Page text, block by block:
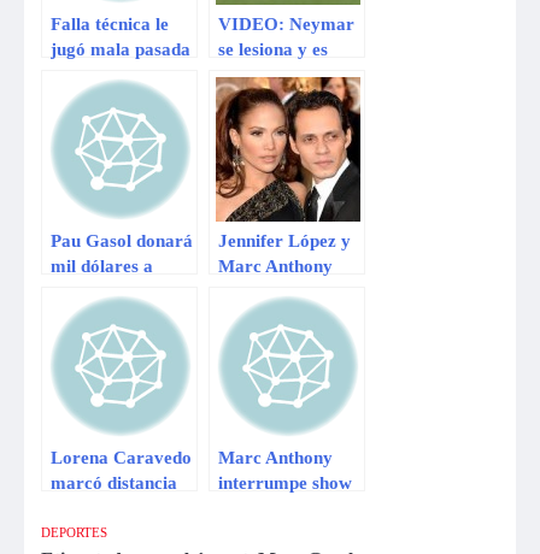
Falla técnica le
jugó mala pasada
en Bolivia
VIDEO: Neymar
se lesiona y es
duda para el
Mundial Brasil
2014
Pau Gasol donará
mil dólares a
punto que anote
Jennifer López y
Marc Anthony
plagio
Lorena Caravedo
marcó distancia
Marc Anthony
interrumpe show
DEPORTES